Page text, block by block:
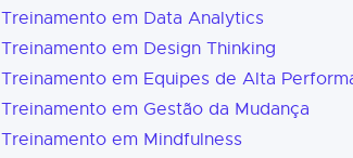
Treinamento em Data Analytics
Treinamento em Design Thinking
Treinamento em Equipes de Alta
Treinamento em Gestão da Mudança
Treinamento em Mindfulness